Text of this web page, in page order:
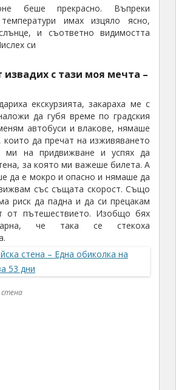
температури имах изцяло ясно,
и съответно видимостта
си
да губя време по градския
автобуси и влакове, нямаше
които да пречат на изживяването
ми на придвижване и успях да
за която ми важеше билета. А
да е мокро и опасно и нямаше да
със същата скорост. Също
риск да падна и да си прецакам
от пътешествието. Изобщо бях
че така се стекоха